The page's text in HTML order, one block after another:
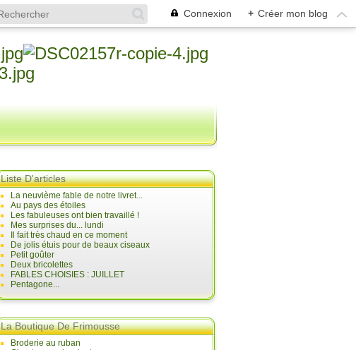
Connexion + Créer mon blog
Liste D'articles
La neuvième fable de notre livret...
Au pays des étoiles
Les fabuleuses ont bien travaillé !
Mes surprises du... lundi
Il fait très chaud en ce moment
De jolis étuis pour de beaux ciseaux
Petit goûter
Deux bricolettes
FABLES CHOISIES : JUILLET
Pentagone...
La Boutique De Frimousse
Broderie au ruban